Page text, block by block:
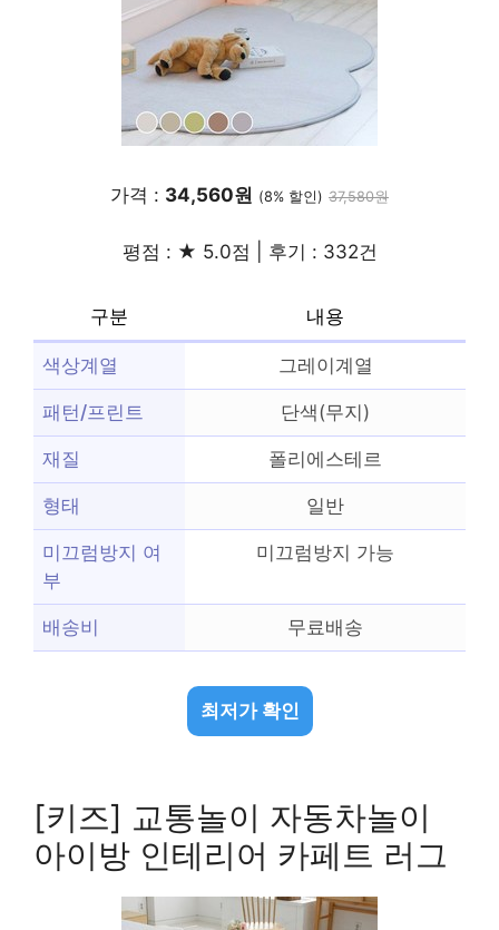
가격 : 34,560원 (8% 할인) 37,580원
평점 : ★ 5.0점 | 후기 : 332건
구분 내용
색상계열 그레이계열
패턴/프린트 단색(무지)
재질 폴리에스테르
형태 일반
미끄럼방지 여
부
미끄럼방지 가능
배송비 무료배송
최저가 확인
[키즈] 교통놀이 자동차놀이
아이방 인테리어 카페트 러그